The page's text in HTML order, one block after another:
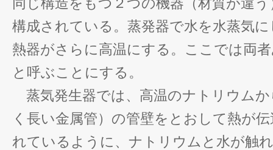
構成されている。蒸発器で水を水蒸気
熱器がさらに高温にする。ここでは両
と呼ぶことにする。
蒸気発生器では、高温のナトリウムか
く長い金属管）の管壁をとおして熱が
れているように、ナトリウムと水が触